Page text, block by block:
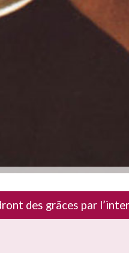
des grãces par